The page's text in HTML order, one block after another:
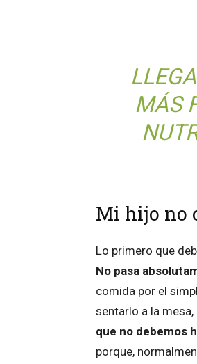
MÁS
Mi hijo no
Lo primero que
No pasa
comida por el
sentarlo a la
que no debemos
porque,